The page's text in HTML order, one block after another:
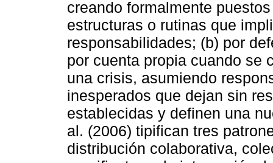
creando formalmente
estructuras o rutinas que
responsabilidades; (b) por
por cuenta propia cuando se
una crisis, asumiendo
inesperados que dejan sin
establecidas y definen una
al. (2006) tipifican tres
distribución colaborativa,